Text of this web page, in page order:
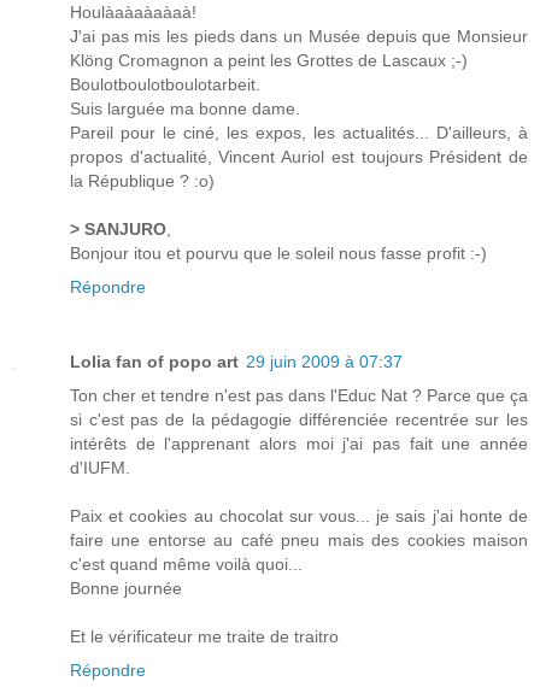
Houlàaàaàaàaà!
J'ai pas mis les pieds dans un Musée depuis que Monsieur
Klöng Cromagnon a peint les Grottes de Lascaux ;-)
Boulotboulotboulotarbeit.
Suis larguée ma bonne dame.
Pareil pour le ciné, les expos, les actualités... D'ailleurs, à
propos d'actualité, Vincent Auriol est toujours Président de
la République ? :o)
> SANJURO
Bonjour itou et pourvu que le soleil nous fasse profit :-)
Répondre
Lolia fan of popo art 29 juin 2009 à 07:37
Ton cher et tendre n'est pas dans l'Educ Nat ? Parce que ça
si c'est pas de la pédagogie différenciée recentrée sur les
intérêts de l'apprenant alors moi j'ai pas fait une année
d'IUFM.
Paix et cookies au chocolat sur vous... je sais j'ai honte de
faire une entorse au café pneu mais des cookies maison
c'est quand même voilà quoi...
Bonne journée
Et le vérificateur me traite de traitro
Répondre